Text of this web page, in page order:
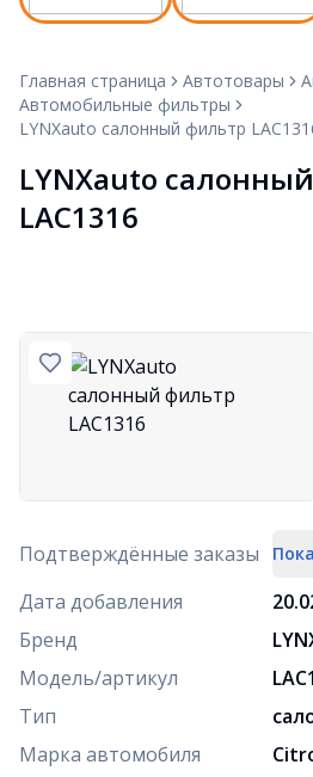
Главная страница Автотовары
Автомобильные фильтры
LYNXauto салонный фильтр
LYNXauto
LAC1316
Подтверждённые заказы
Дата добавления
Бренд
Модель/артикул
Тип
Марка автомобиля